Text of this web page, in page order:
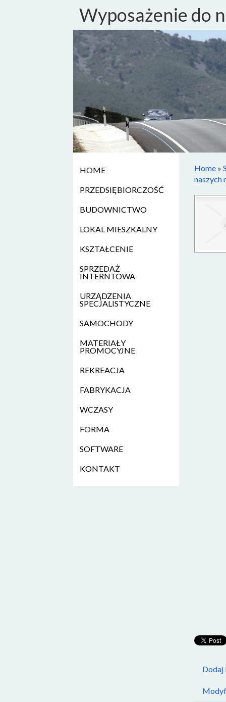
Wyposażenie do
HOME
PRZEDSIĘBIORCZOŚĆ
BUDOWNICTWO
LOKAL MIESZKALNY
KSZTAŁCENIE
SPRZEDAŻ
INTERNTOWA
URZĄDZENIA
SPECJALISTYCZNE
SAMOCHODY
MATERIAŁY
PROMOCYJNE
REKREACJA
FABRYKACJA
WCZASY
FORMA
SOFTWARE
KONTAKT
Home »
naszych
Dodaj